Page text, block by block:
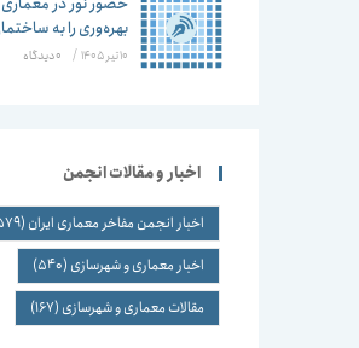
بهره‌وری را به
10 تیر 1405 / ۰ دیدگاه
اخبار و مقالات انجمن
اخبار انجمن مفاخر معماری ایران (579)
اخبار معماری و شهرسازی (540)
مقالات معماری و شهرسازی (167)